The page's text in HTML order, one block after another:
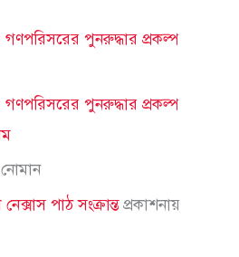
পুনরুদ্ধার প্রকল্প
পুনরুদ্ধার প্রকল্প
পাঠ সংক্রান্তপ্রকাশনায়